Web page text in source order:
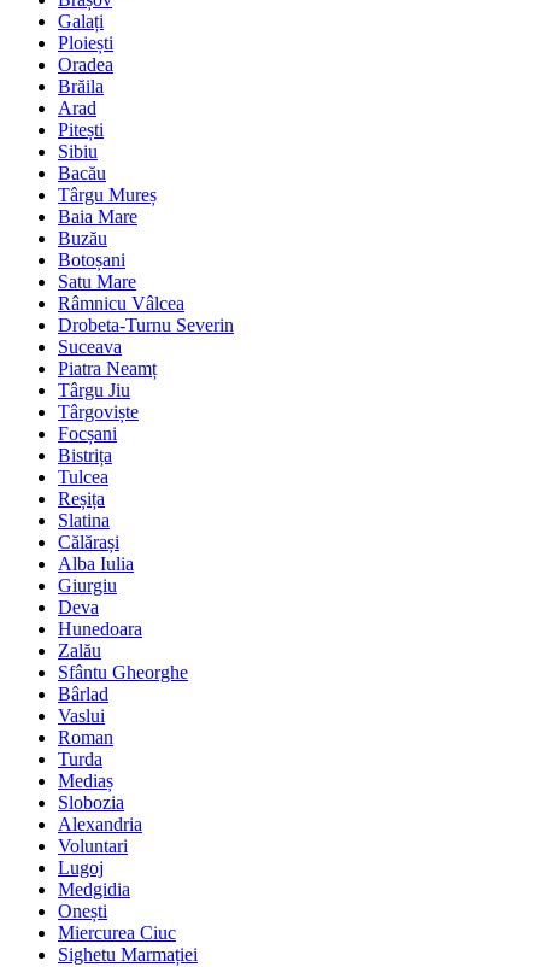
Galați
Ploiești
Oradea
Brăila
Arad
Pitești
Sibiu
Bacău
Târgu Mureș
Baia Mare
Buzău
Botoșani
Satu Mare
Râmnicu Vâlcea
Drobeta-Turnu Severin
Suceava
Piatra Neamț
Târgu Jiu
Târgoviște
Focșani
Bistrița
Tulcea
Reșița
Slatina
Călărași
Alba Iulia
Giurgiu
Deva
Hunedoara
Zalău
Sfântu Gheorghe
Bârlad
Vaslui
Roman
Turda
Mediaș
Slobozia
Alexandria
Voluntari
Lugoj
Medgidia
Onești
Miercurea Ciuc
Sighetu Marmației